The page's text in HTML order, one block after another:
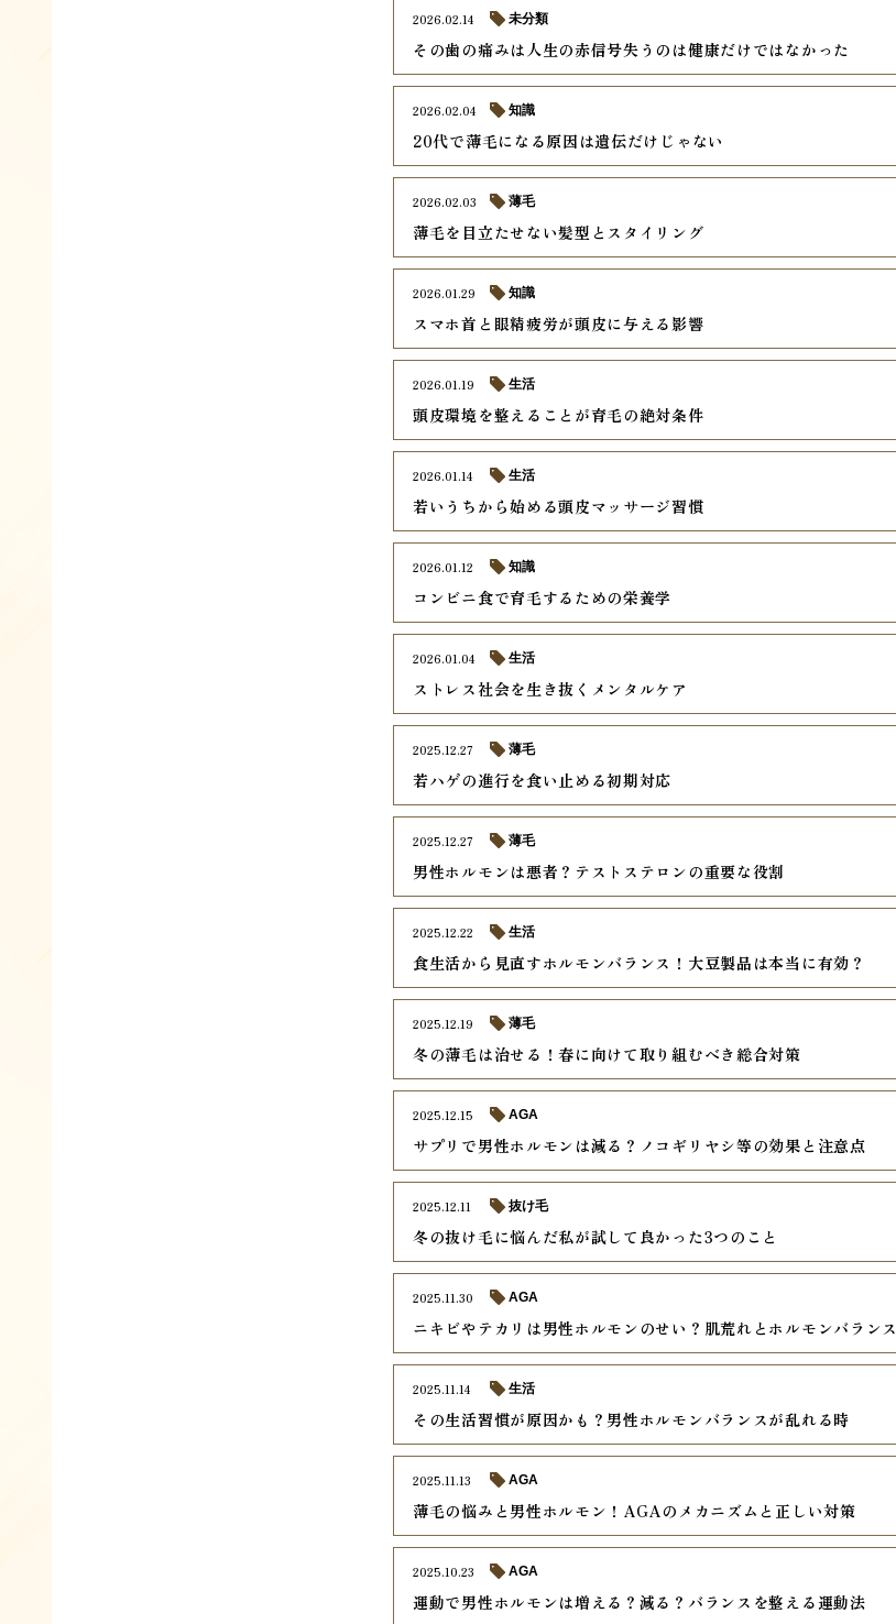
その歯の痛みは人生の赤信号失うのは健康だけではなかった
2026.02.14 未分類
20代で薄毛になる原因は遺伝だけじゃない
2026.02.04 知識
薄毛を目立たせない髪型とスタイリング
2026.02.03 薄毛
スマホ首と眼精疲労が頭皮に与える影響
2026.01.29 知識
頭皮環境を整えることが育毛の絶対条件
2026.01.19 生活
若いうちから始める頭皮マッサージ習慣
2026.01.14 生活
コンビニ食で育毛するための栄養学
2026.01.12 知識
ストレス社会を生き抜くメンタルケア
2026.01.04 生活
若ハゲの進行を食い止める初期対応
2025.12.27 薄毛
男性ホルモンは悪者？テストステロンの重要な役割
2025.12.27 薄毛
食生活から見直すホルモンバランス！大豆製品は本当に有効？
2025.12.22 生活
冬の薄毛は治せる！春に向けて取り組むべき総合対策
2025.12.19 薄毛
サプリで男性ホルモンは減る？ノコギリヤシ等の効果と注意点
2025.12.15 AGA
冬の抜け毛に悩んだ私が試して良かった3つのこと
2025.12.11 抜け毛
ニキビやテカリは男性ホルモンのせい？肌荒れとホルモンバランス
2025.11.30 AGA
その生活習慣が原因かも？男性ホルモンバランスが乱れる時
2025.11.14 生活
薄毛の悩みと男性ホルモン！AGAのメカニズムと正しい対策
2025.11.13 AGA
運動で男性ホルモンは増える？減る？バランスを整える運動法
2025.10.23 AGA